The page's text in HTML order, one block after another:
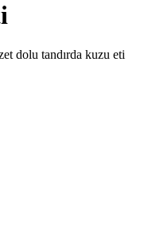
dolu tandırda kuzu eti